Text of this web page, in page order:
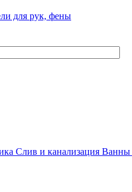
для рук, фены
Слив и канализация Ванны